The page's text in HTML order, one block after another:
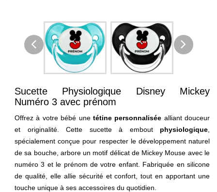
Sucette Physiologique Disney Mickey
Numéro 3 avec prénom
Offrez à votre bébé une tétine personnalisée alliant douceur
et originalité. Cette sucette à embout physiologique
spécialement conçue pour respecter le développement naturel
de sa bouche, arbore un motif délicat de Mickey Mouse avec le
numéro 3 et le prénom de votre enfant. Fabriquée en silicone
de qualité, elle allie sécurité et confort, tout en apportant une
touche unique à ses accessoires du quotidien.